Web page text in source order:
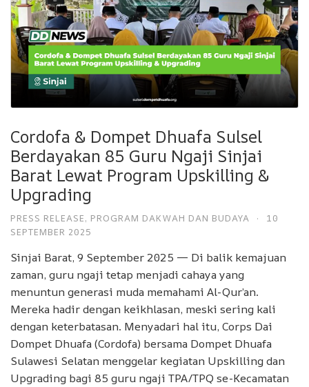
Cordofa & Dompet Dhuafa Sulsel
Berdayakan 85 Guru Ngaji Sinjai
Barat Lewat Program Upskilling &
Upgrading
PRESS RELEASE, PROGRAM DAKWAH DAN BUDAYA ·
10
SEPTEMBER 2025
Sinjai Barat, 9 September 2025 — Di balik kemajuan
zaman, guru ngaji tetap menjadi cahaya yang
menuntun generasi muda memahami Al-Qur’an.
Mereka hadir dengan keikhlasan, meski sering kali
dengan keterbatasan. Menyadari hal itu, Corps Dai
Dompet Dhuafa (Cordofa) bersama Dompet Dhuafa
Sulawesi Selatan menggelar kegiatan Upskilling dan
Upgrading bagi 85 guru ngaji TPA/TPQ se-Kecamatan